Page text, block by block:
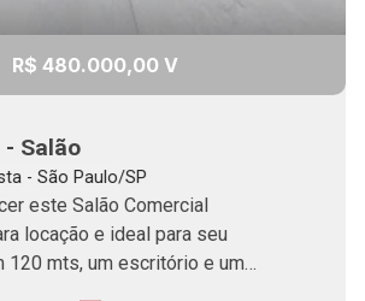
R$ 480.000,00 V
Salão
- São Paulo/SP
este Salão Comercial
locação e ideal para seu
120 mts, um escritório e um